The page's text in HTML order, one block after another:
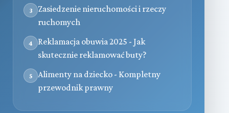
3
Zasiedzenie nieruchomości i rzeczy
ruchomych
4
Reklamacja obuwia 2025 - Jak
skutecznie reklamować buty?
5
Alimenty na dziecko - Kompletny
przewodnik prawny